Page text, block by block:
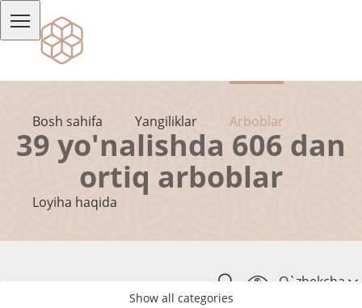
Bosh sahifa Yangiliklar Arboblar
Loyiha haqida
O`zbekcha
39 yo'nalishda 606 dan
ortiq arboblar
Show all categories